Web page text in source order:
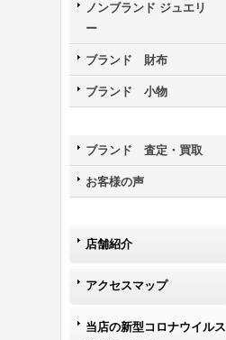
ノンブランド ジュエリ
ー
ブランド 財布
ブランド 小物
ブランド 査定・買取
お客様の声
店舗紹介
アクセスマップ
当店の新型コロナウイルス